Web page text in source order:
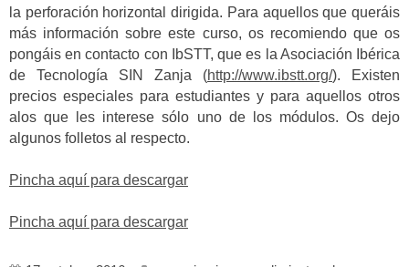
la perforación horizontal dirigida. Para aquellos que queráis
más información sobre este curso, os recomiendo que os
pongáis en contacto con IbSTT, que es la Asociación Ibérica
de Tecnología SIN Zanja (http://www.ibstt.org/). Existen
precios especiales para estudiantes y para aquellos otros
alos que les interese sólo uno de los módulos. Os dejo
algunos folletos al respecto.
Pincha aquí para descargar
Pincha aquí para descargar